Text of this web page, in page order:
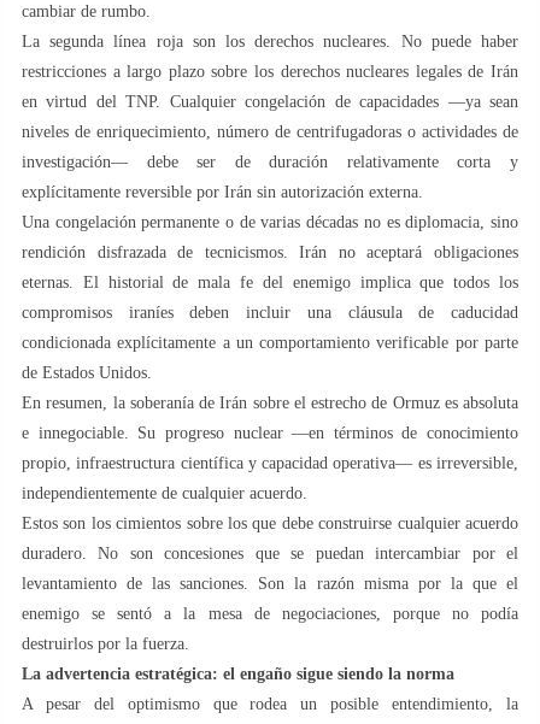
cambiar de rumbo.
La segunda línea roja son los derechos nucleares. No puede haber
restricciones a largo plazo sobre los derechos nucleares legales de Irán
en virtud del TNP. Cualquier congelación de capacidades —ya sean
niveles de enriquecimiento, número de centrifugadoras o actividades de
investigación— debe ser de duración relativamente corta y
explícitamente reversible por Irán sin autorización externa.
Una congelación permanente o de varias décadas no es diplomacia, sino
rendición disfrazada de tecnicismos. Irán no aceptará obligaciones
eternas. El historial de mala fe del enemigo implica que todos los
compromisos iraníes deben incluir una cláusula de caducidad
condicionada explícitamente a un comportamiento verificable por parte
de Estados Unidos.
En resumen, la soberanía de Irán sobre el estrecho de Ormuz es absoluta
e innegociable. Su progreso nuclear —en términos de conocimiento
propio, infraestructura científica y capacidad operativa— es irreversible,
independientemente de cualquier acuerdo.
Estos son los cimientos sobre los que debe construirse cualquier acuerdo
duradero. No son concesiones que se puedan intercambiar por el
levantamiento de las sanciones. Son la razón misma por la que el
enemigo se sentó a la mesa de negociaciones, porque no podía
destruirlos por la fuerza.
La advertencia estratégica: el engaño sigue siendo la norma
A pesar del optimismo que rodea un posible entendimiento, la